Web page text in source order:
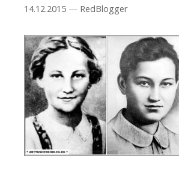
14.12.2015 — RedBlogger